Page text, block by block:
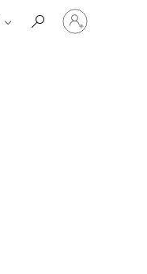
Đăng
nhập